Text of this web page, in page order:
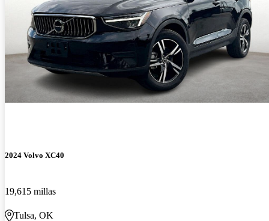
2024 Volvo XC40
19,615 millas
Tulsa, OK